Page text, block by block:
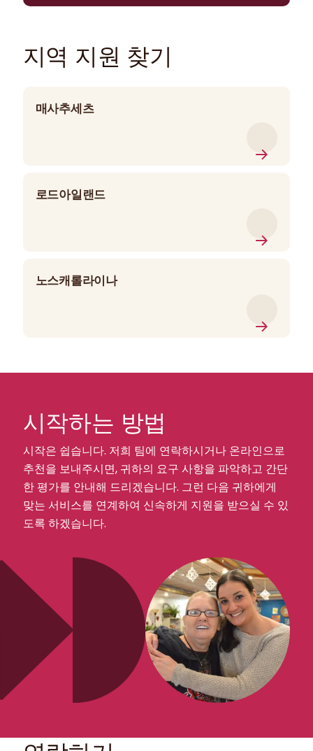
지역 지원 찾기
매사추세츠
로드아일랜드
노스캐롤라이나
시작하는 방법
시작은 쉽습니다. 저희 팀에 연락하시거나 온라인으로
추천을 보내주시면, 귀하의 요구 사항을 파악하고 간단
한 평가를 안내해 드리겠습니다. 그런 다음 귀하에게
맞는 서비스를 연계하여 신속하게 지원을 받으실 수 있
도록 하겠습니다.